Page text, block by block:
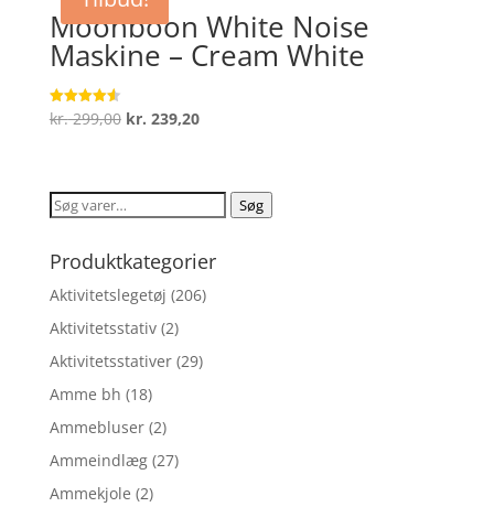
kr. 5.197,00.
Moonboon White Noise
Maskine – Cream White
Vurderet
4.6
kr.299,00 Den
var:
kr. 299,00.
kr. 239,20Den
er:
kr. 239,20.
Søg
Søg
Produktkategorier
Aktivitetslegetøj (206)
Aktivitetsstativ (2)
Aktivitetsstativer (29)
Amme bh (18)
Ammebluser (2)
Ammeindlæg (27)
Ammekjole (2)